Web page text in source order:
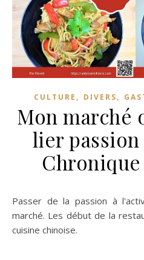
CULTURE , DIVERS,
Mon marché
lier
Passer de la passion à l'activité professionnelle sur un
marché. Les début de la
cuisine chinoise.